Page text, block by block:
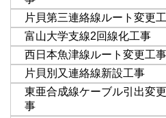
片貝第三連絡線ルート変更
富山大学支線2回線化工事
西日本魚津線ルート変更工事
片貝別又連絡線新設工事
東亜合成線ケーブル引出変
事